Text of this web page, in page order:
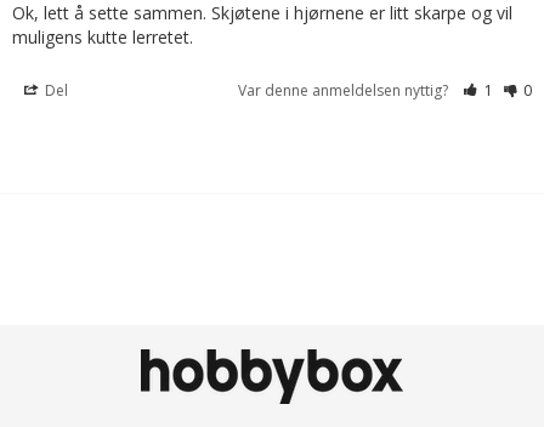
Ok, lett å sette sammen. Skjøtene i hjørnene er litt skarpe og vil
muligens kutte lerretet.
Del Var denne anmeldelsen nyttig? 1 0